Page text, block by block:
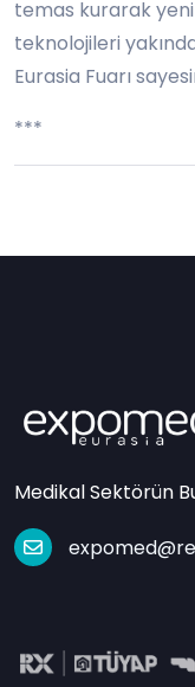
temas kurarak
teknolojileri
Eurasia Fuarı
***
Medikal Sektörün